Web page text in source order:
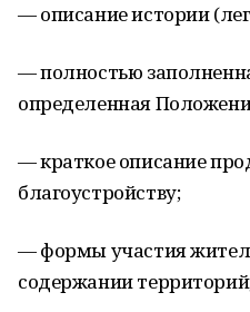
— описание истории
— полностью
определенная
— краткое описание
благоустройству;
— формы участия
содержании